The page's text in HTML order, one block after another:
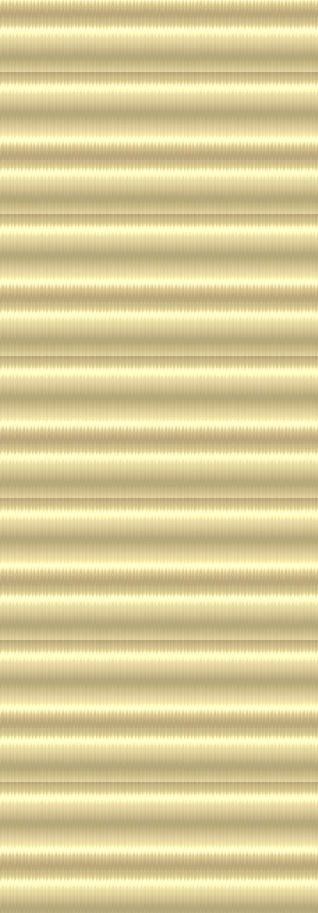
Durch den Besuch der Website des
über den Zugriff (Datum, Uhrzeit,
gespeichert werden. Diese Daten gehören
personenbezogenen Daten, sondern sind
ausschließlich zu statistischen Zwecken
an Dritte, zu kommerziellen oder
nicht statt.
Der Anbieter weist ausdrücklich darauf hin,
Datenübertragung im Internet (z.B. bei der
Mail) Sicherheitslücken aufweisen und nicht
durch Dritte geschützt werden kann.
Die Verwendung der Kontaktdaten der
insbesondere der Telefon-/Faxnummern
gewerblichen Werbung ist ausdrücklich
der Anbieter hatte zuvor seine schriftliche
besteht bereits ein geschäftlicher Kontakt.
dieser Website genannten Personen
kommerziellen Verwendung und Weitergabe
(4) Anwendbares Recht
Es gilt ausschließlich das maßgebliche
Deutschland.
(5) Besondere Nutzungsbedingungen
Soweit besondere Bedingungen für einzelne
von den vorgenannten Punkten (1) bis (4)
entsprechender Stelle ausdrücklich darauf
Falle gelten im jeweiligen Einzelfall die
Nutzungsbedingungen.
Quelle: Disclaimer von Juraforum.de -